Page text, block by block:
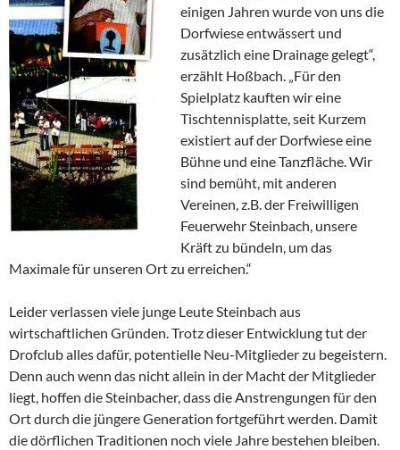
einigen Jahren wurde von uns die
Dorfwiese entwässert und
zusätzlich eine Drainage gelegt“,
erzählt Hoßbach. „Für den
Spielplatz kauften wir eine
Tischtennisplatte, seit Kurzem
existiert auf der Dorfwiese eine
Bühne und eine Tanzfläche. Wir
sind bemüht, mit anderen
Vereinen, z.B. der Freiwilligen
Feuerwehr Steinbach, unsere
Kräft zu bündeln, um das
Maximale für unseren Ort zu erreichen.“
Leider verlassen viele junge Leute Steinbach aus
wirtschaftlichen Gründen. Trotz dieser Entwicklung tut der
Drofclub alles dafür, potentielle Neu-Mitglieder zu begeistern.
Denn auch wenn das nicht allein in der Macht der Mitglieder
liegt, hoffen die Steinbacher, dass die Anstrengungen für den
Ort durch die jüngere Generation fortgeführt werden. Damit
die dörflichen Traditionen noch viele Jahre bestehen bleiben.